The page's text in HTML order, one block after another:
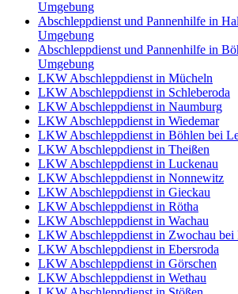
Umgebung
Abschleppdienst und Pannenhilfe in
Umgebung
Abschleppdienst und Pannenhilfe in
Umgebung
LKW Abschleppdienst in Mücheln
LKW Abschleppdienst in Schleberoda
LKW Abschleppdienst in Naumburg
LKW Abschleppdienst in Wiedemar
LKW Abschleppdienst in Böhlen bei
LKW Abschleppdienst in Theißen
LKW Abschleppdienst in Luckenau
LKW Abschleppdienst in Nonnewitz
LKW Abschleppdienst in Gieckau
LKW Abschleppdienst in Rötha
LKW Abschleppdienst in Wachau
LKW Abschleppdienst in Zwochau bei
LKW Abschleppdienst in Ebersroda
LKW Abschleppdienst in Görschen
LKW Abschleppdienst in Wethau